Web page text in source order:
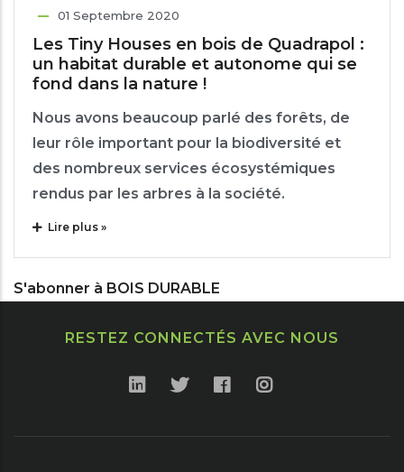
01 Septembre 2020
Les Tiny Houses en bois de Quadrapol :
un habitat durable et autonome qui se
fond dans la nature !
Nous avons beaucoup parlé des forêts, de
leur rôle important pour la biodiversité et
des nombreux services écosystémiques
rendus par les arbres à la société.
Lire plus »
S'abonner à BOIS DURABLE
RESTEZ CONNECTÉS AVEC NOUS